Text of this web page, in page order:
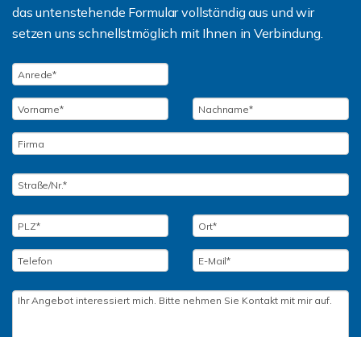
das untenstehende Formular vollständig aus und wir
setzen uns schnellstmöglich mit Ihnen in Verbindung.